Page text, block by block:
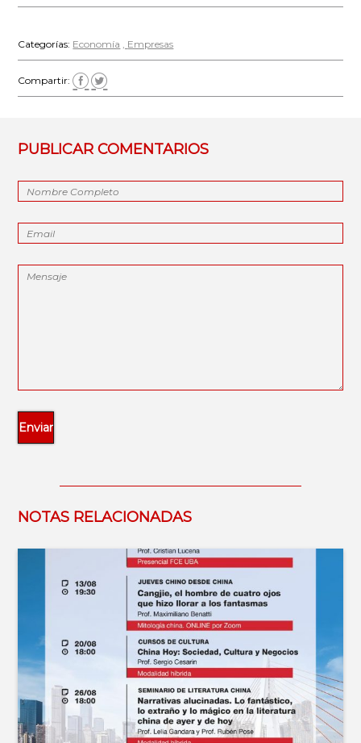
Categorías: Economía Empresas
Compartir:
PUBLICAR COMENTARIOS
NOTAS RELACIONADAS